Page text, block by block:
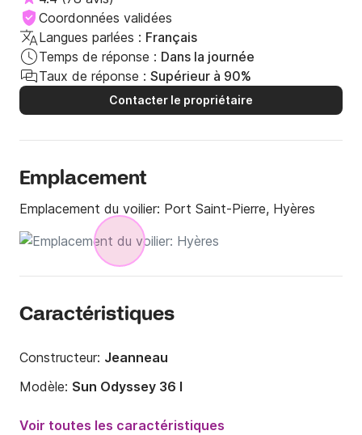
Coordonnées validées
Langues parlées : Français
Temps de réponse : Dans la journée
Taux de réponse : Supérieur à 90%
Contacter le propriétaire
Emplacement
Emplacement du voilier: Port Saint-Pierre, Hyères
Caractéristiques
Constructeur: Jeanneau
Modèle: Sun Odyssey 36 I
Année:
Voir toutes les caractéristiques